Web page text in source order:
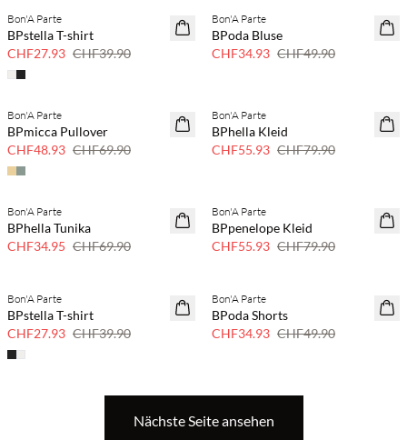
SAVE20
Bon'A Parte
BPstella T-shirt
CHF27.93 CHF39.90
SAVE20
Bon'A Parte
BPoda Bluse
CHF34.93 CHF49.90
SAVE20
Bon'A Parte
BPmicca Pullover
CHF48.93 CHF69.90
SAVE20
Bon'A Parte
BPhella Kleid
CHF55.93 CHF79.90
SAVE20
Bon'A Parte
BPhella Tunika
CHF34.95 CHF69.90
SAVE20
30 % Rabatt
Bon'A Parte
BPpenelope Kleid
CHF55.93 CHF79.90
SAVE20
Bon'A Parte
BPstella T-shirt
CHF27.93 CHF39.90
SAVE20
Bon'A Parte
BPoda Shorts
CHF34.93 CHF49.90
Nächste Seite ansehen